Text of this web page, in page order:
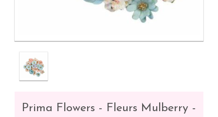
Prima Flowers - Fleurs Mulberry -